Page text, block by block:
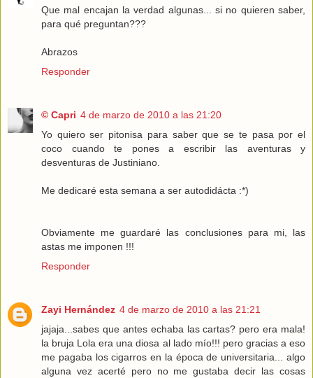
Que mal encajan la verdad algunas... si no quieren saber,
para qué preguntan???
Abrazos
Responder
© Capri 4 de marzo de 2010 a las 21:20
Yo quiero ser pitonisa para saber que se te pasa por el
coco cuando te pones a escribir las aventuras y
desventuras de Justiniano.
Me dedicaré esta semana a ser autodidácta :*)
Obviamente me guardaré las conclusiones para mi, las
astas me imponen !!!
Responder
Zayi Hernández 4 de marzo de 2010 a las 21:21
jajaja...sabes que antes echaba las cartas? pero era mala!
la bruja Lola era una diosa al lado mío!!! pero gracias a eso
me pagaba los cigarros en la época de universitaria... algo
alguna vez acerté pero no me gustaba decir las cosas